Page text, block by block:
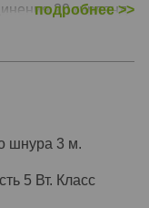
20 гирлянд.
подробнее >>
шнура 3 м.
5 Вт. Класс